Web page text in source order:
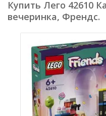
Купить Лего 42610
вечеринка, Френдс.